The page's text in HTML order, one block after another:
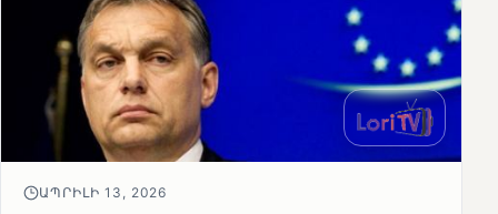
ԱՊՐԻԼԻ 13, 2026